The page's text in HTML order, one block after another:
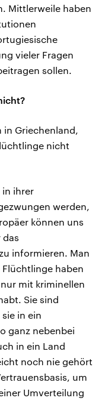
Mittlerweile haben
vieler Fragen
sollen.
in Griechenland,
nicht
in ihrer
werden,
können uns
das
informieren. Man
Flüchtlinge haben
mit kriminellen
Sie sind
in ein
ganz nebenbei
in ein Land
noch nie gehört
um
Umverteilung